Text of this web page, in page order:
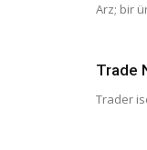
Arz; bir
Trade
Trader